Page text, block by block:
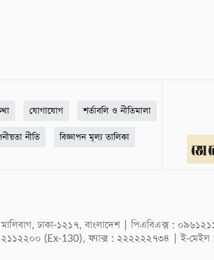
যোগাযোগ শর্তাবলি ও নীতিমালা
নীতি বিজ্ঞাপন মূল্য তালিকা
মালিবাগ, ঢাকা-১২১৭, বাংলাদেশ | পিএবিএক্স :
(Ex-130), ফ্যাক্স : ২২২২২২৭৩৪ | ই-মেইল